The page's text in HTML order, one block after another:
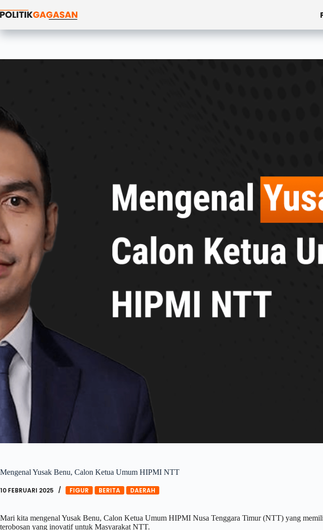
Mengenal Yusak Benu, Calon Ketua Umum HIPMI NTT
10 FEBRUARI 2025 FIGUR BERITA DAERAH
Mari kita mengenal Yusak Benu, Calon Ketua Umum HIPMI Nusa Tenggara Timur (NTT) yang
terobosan yang inovatif untuk Masyarakat NTT.